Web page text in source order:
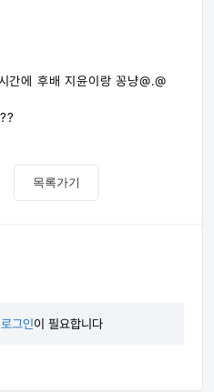
간에 후배 지윤이랑 꽁냥@.@
목록가기
로그인이 필요합니다